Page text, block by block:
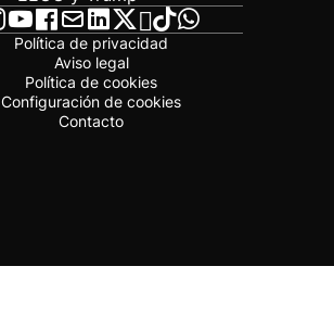
Política de privacidad
Aviso legal
Política de cookies
Configuración de cookies
Contacto